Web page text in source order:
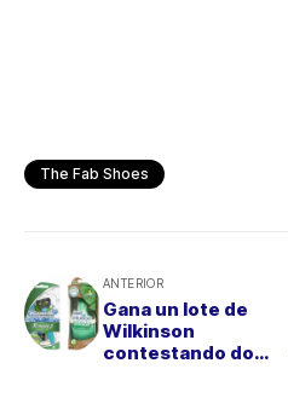
The Fab Shoes
ANTERIOR
Gana un lote de
Wilkinson
contestando dos